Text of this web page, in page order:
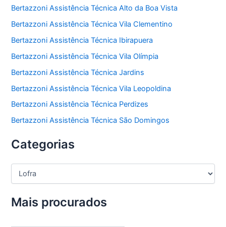
Bertazzoni Assistência Técnica Alto da Boa Vista
Bertazzoni Assistência Técnica Vila Clementino
Bertazzoni Assistência Técnica Ibirapuera
Bertazzoni Assistência Técnica Vila Olímpia
Bertazzoni Assistência Técnica Jardins
Bertazzoni Assistência Técnica Vila Leopoldina
Bertazzoni Assistência Técnica Perdizes
Bertazzoni Assistência Técnica São Domingos
Categorias
C
e
g
Mais procurados